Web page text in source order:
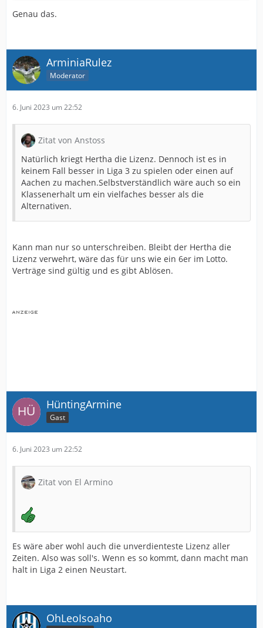
Genau das.
ArminiaRulez
Moderator
6. Juni 2023 um 22:52
Zitat von Anstoss
Natürlich kriegt Hertha die Lizenz. Dennoch ist es in
keinem Fall besser in Liga 3 zu spielen oder einen auf
Aachen zu machen.Selbstverständlich wäre auch so ein
Klassenerhalt um ein vielfaches besser als die
Alternativen.
Kann man nur so unterschreiben. Bleibt der Hertha die
Lizenz verwehrt, wäre das für uns wie ein 6er im Lotto.
Verträge sind gültig und es gibt Ablösen.
HüntingArmine
Gast
6. Juni 2023 um 22:52
Zitat von El Armino
Es wäre aber wohl auch die unverdienteste Lizenz aller
Zeiten. Also was soll's. Wenn es so kommt, dann macht man
halt in Liga 2 einen Neustart.
OhLeoIsoaho